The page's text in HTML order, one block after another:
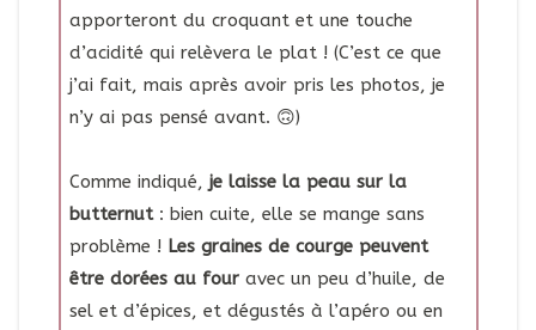
apporteront du croquant et une touche
d’acidité qui relèvera le plat ! (C’est ce que
j’ai fait, mais après avoir pris les photos, je
n’y ai pas pensé avant. 🙃)
Comme indiqué, je laisse la peau sur la
butternut : bien cuite, elle se mange sans
problème ! Les graines de courge peuvent
être dorées au four avec un peu d’huile, de
sel et d’épices, et dégustés à l’apéro ou en